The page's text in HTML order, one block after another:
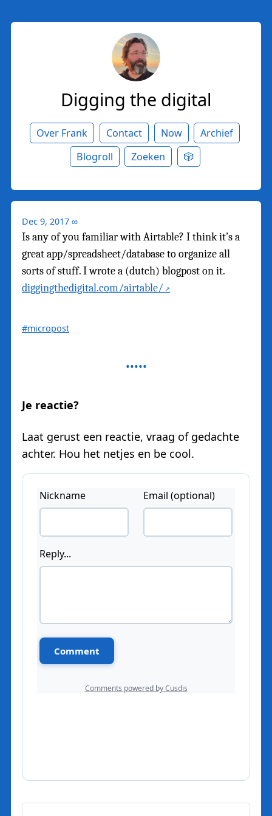
Digging the digital
Over Frank Contact Now
Archief
Blogroll
Zoeken 🎲
Dec 9, 2017 ∞
Is any of you familiar with Airtable? I think it’s a
great app/spreadsheet/database to organize all
sorts of stuff. I wrote a (dutch) blogpost on it.
diggingthedigital.com/airtable/
#micropost
Je reactie?
Laat gerust een reactie, vraag of gedachte
achter. Hou het netjes en be cool.